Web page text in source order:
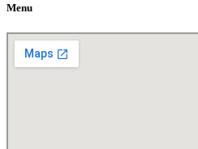
Menu